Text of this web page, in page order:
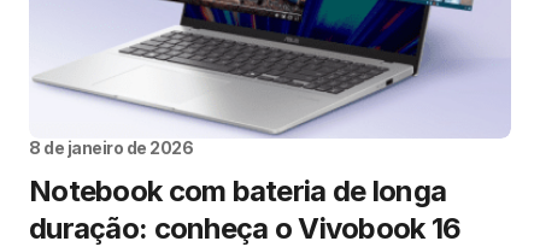
8 de janeiro de 2026
Notebook com bateria de longa
duração: conheça o Vivobook 16